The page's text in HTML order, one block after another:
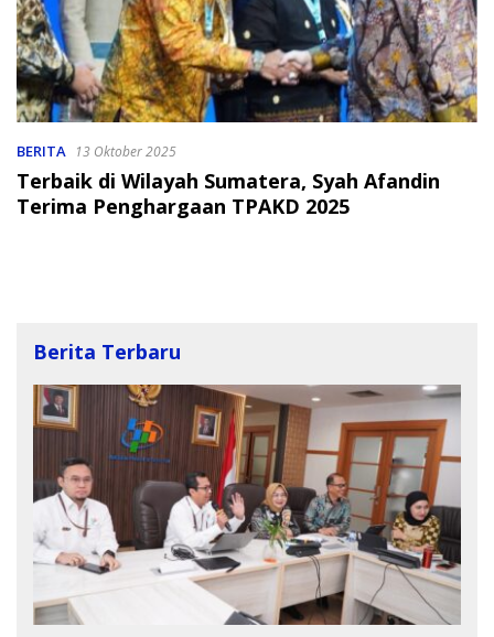
BERITA 13 Oktober 2025
Terbaik di Wilayah Sumatera, Syah Afandin
Terima Penghargaan TPAKD 2025
Berita Terbaru